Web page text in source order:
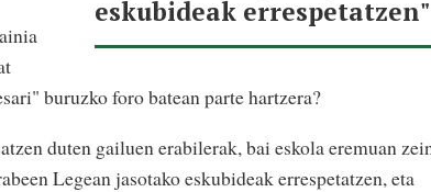
eskubideak errespetatzen"
buruzko foro batean parte hartzera?
duten gailuen erabilerak, bai eskola eremuan
Legean jasotako eskubideak errespetatzen, eta